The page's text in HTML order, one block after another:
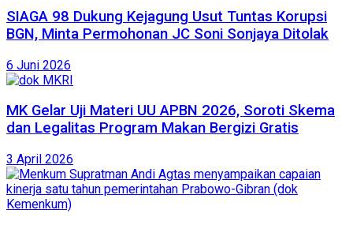
SIAGA 98 Dukung Kejagung Usut Tuntas Korupsi
BGN, Minta Permohonan JC Soni Sonjaya Ditolak
6 Juni 2026
MK Gelar Uji Materi UU APBN 2026, Soroti Skema
dan Legalitas Program Makan Bergizi Gratis
3 April 2026